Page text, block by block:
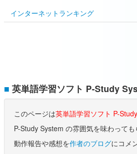
インターネットランキング
■ 英単語学習ソフト P-Study
このページは英単語学習ソフト P-
P-Study System の雰囲気を味わって
動作報告や感想を作者のブログにコメ